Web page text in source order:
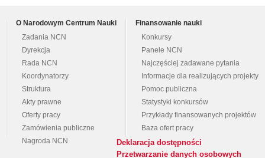
O Narodowym Centrum Nauki
Zadania NCN
Dyrekcja
Rada NCN
Koordynatorzy
Struktura
Akty prawne
Oferty pracy
Zamówienia publiczne
Nagroda NCN
Finansowanie nauki
Konkursy
Panele NCN
Najczęściej zadawane pytania
Informacje dla realizujących projekty
Pomoc publiczna
Statystyki konkursów
Przykłady finansowanych projektów
Baza ofert pracy
Deklaracja dostępności
Przetwarzanie danych osobowych